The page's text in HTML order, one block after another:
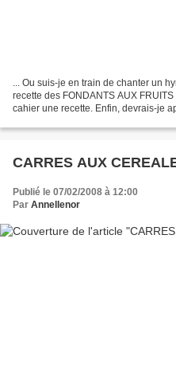
... Ou suis-je en train de chanter un
recette des FONDANTS AUX
cahier une recette. Enfin, devrais-je
CARRES AUX
Publié le 07/02/2008 à 12:00
Par Annellenor